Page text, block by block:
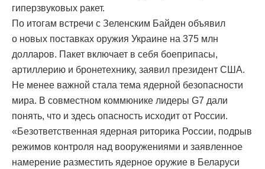
гиперзвуковых ракет.
По итогам встречи с Зеленским Байден объявил
о новых поставках оружия Украине на 375 млн
долларов. Пакет включает в себя боеприпасы,
артиллерию и бронетехнику, заявил президент США.
Не менее важной стала тема ядерной безопасности
мира. В совместном коммюнике лидеры G7 дали
понять, что и здесь опасность исходит от России.
«Безответственная ядерная риторика России, подрыв
режимов контроля над вооружениями и заявленное
намерение разместить ядерное оружие в Беларуси